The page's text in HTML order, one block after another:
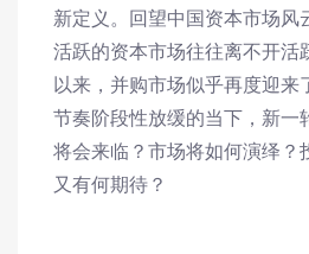
新定义。回望中国资本市场风
活跃的资本市场往往离不开活
以来，并购市场似乎再度迎来
节奏阶段性放缓的当下，新一
将会来临？市场将如何演绎？
又有何期待？